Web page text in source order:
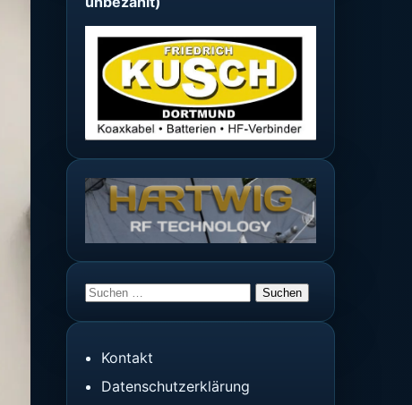
Suchen
Kontakt
Datenschutzerklärung